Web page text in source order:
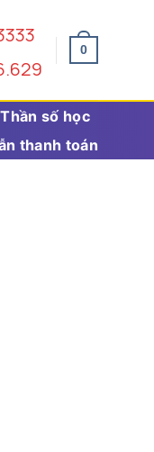
0
Thần số học
thanh toán